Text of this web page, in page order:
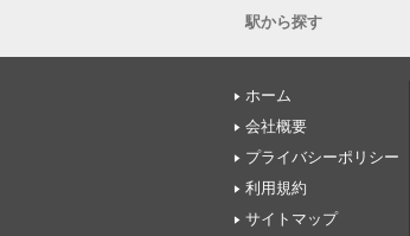
駅から探す
ホーム
会社概要
プライバシーポリシー
利用規約
サイトマップ